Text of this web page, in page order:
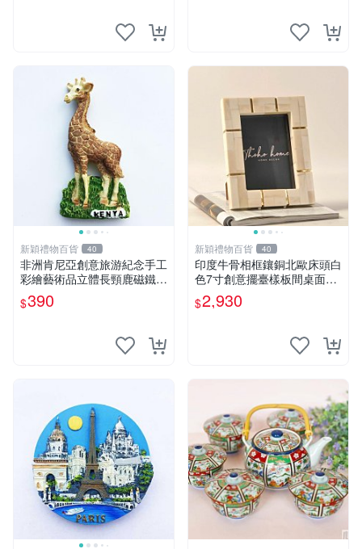
新穎禮物百貨 40
非洲肯尼亞創意旅游紀念手工
彩繪藝術品立體長頸鹿磁鐵冰
箱貼禮物
$390
新穎禮物百貨 40
印度牛骨相框鑲銅北歐床頭白
色7寸創意擺臺樣板間桌面擺
件
$2,930